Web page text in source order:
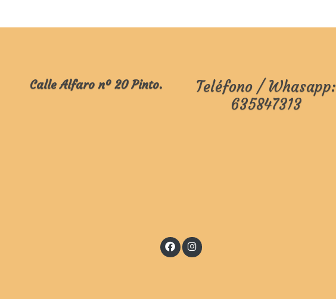
Calle Alfaro nº 20 Pinto.
Teléfono / Whasapp:
635847313